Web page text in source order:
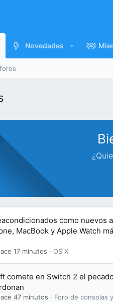
Novedades
como nuevos
MacBook y Apple Watch
17 minutos OS X
comete en Switch 2 el
47 minutos Foro de consolas